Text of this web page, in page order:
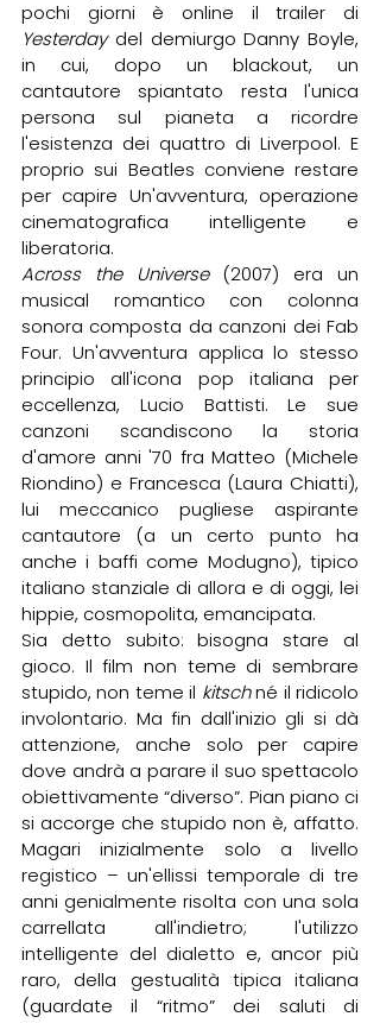
Yesterday del demiurgo Danny Boyle,
in cui, dopo un blackout, un
cantautore spiantato resta l'unica
persona sul pianeta a ricordre
l'esistenza dei quattro di Liverpool. E
proprio sui Beatles conviene restare
per capire Un'avventura, operazione
cinematografica intelligente e
liberatoria.
Across the Universe (2007) era un
musical romantico con colonna
sonora composta da canzoni dei Fab
Four. Un'avventura applica lo stesso
principio all'icona pop italiana per
eccellenza, Lucio Battisti. Le sue
canzoni scandiscono la storia
d'amore anni '70 fra Matteo (Michele
Riondino) e Francesca (Laura Chiatti),
lui meccanico pugliese aspirante
cantautore (a un certo punto ha
anche i baffi come Modugno), tipico
italiano stanziale di allora e di oggi, lei
hippie, cosmopolita, emancipata.
Sia detto subito: bisogna stare al
gioco. Il film non teme di sembrare
stupido, non teme il kitsch né il ridicolo
involontario. Ma fin dall'inizio gli si dà
attenzione, anche solo per capire
dove andrà a parare il suo spettacolo
obiettivamente “diverso”. Pian piano ci
si accorge che stupido non è, affatto.
Magari inizialmente solo a livello
registico – un'ellissi temporale di tre
anni genialmente risolta con una sola
carrellata all'indietro; l'utilizzo
intelligente del dialetto e, ancor più
raro, della gestualità tipica italiana
(guardate il “ritmo” dei saluti di